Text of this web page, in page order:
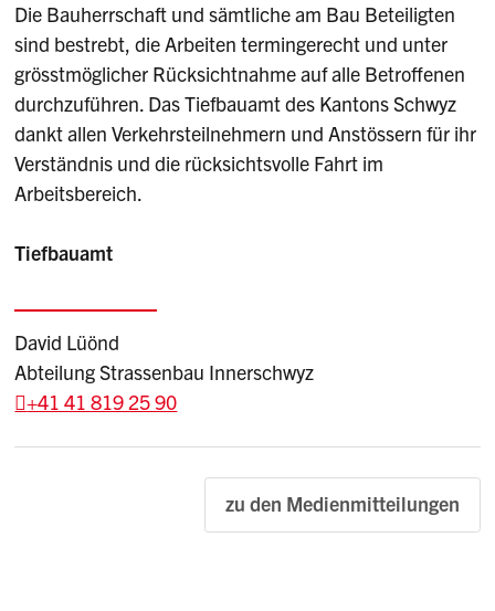
Die Bauherrschaft und sämtliche am Bau Beteiligten
sind bestrebt, die Arbeiten termingerecht und unter
grösstmöglicher Rücksichtnahme auf alle Betroffenen
durchzuführen. Das Tiefbauamt des Kantons Schwyz
dankt allen Verkehrsteilnehmern und Anstössern für ihr
Verständnis und die rücksichtsvolle Fahrt im
Arbeitsbereich.
Tiefbauamt
David Lüönd
Abteilung Strassenbau Innerschwyz
+41 41 819 25 90
zu den Medienmitteilungen